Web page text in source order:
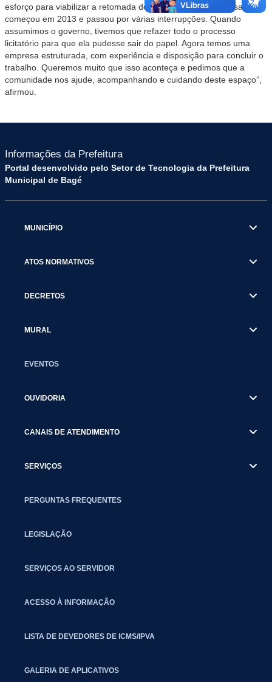
esforço para viabilizar a retomada do empreendimento. “Essa obra
começou em 2013 e passou por várias interrupções. Quando
assumimos o governo, tivemos que refazer todo o processo
licitatório para que ela pudesse sair do papel. Agora temos uma
empresa estruturada, com experiência e disposição para concluir o
trabalho. Queremos muito que isso aconteça e pedimos que a
comunidade nos ajude, acompanhando e cuidando deste espaço”,
afirmou.
Informações da Prefeitura
Portal desenvolvido pelo Setor de Tecnologia da Prefeitura
Municipal de Bagé
MUNICÍPIO
ATOS NORMATIVOS
DECRETOS
MURAL
EVENTOS
OUVIDORIA
CANAIS DE ATENDIMENTO
SERVIÇOS
PERGUNTAS FREQUENTES
LEGISLAÇÃO
SERVIÇOS AO SERVIDOR
ACESSO À INFORMAÇÃO
LISTA DE DEVEDORES DE ICMS/IPVA
GALERIA DE APLICATIVOS